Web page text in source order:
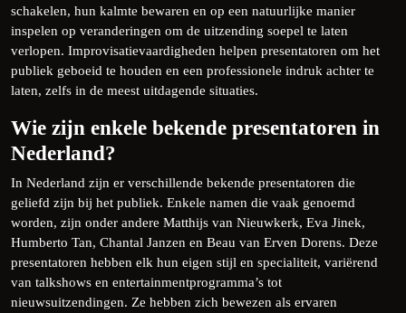
schakelen, hun kalmte bewaren en op een natuurlijke manier
inspelen op veranderingen om de uitzending soepel te laten
verlopen. Improvisatievaardigheden helpen presentatoren om het
publiek geboeid te houden en een professionele indruk achter te
laten, zelfs in de meest uitdagende situaties.
Wie zijn enkele bekende presentatoren in
Nederland?
In Nederland zijn er verschillende bekende presentatoren die
geliefd zijn bij het publiek. Enkele namen die vaak genoemd
worden, zijn onder andere Matthijs van Nieuwkerk, Eva Jinek,
Humberto Tan, Chantal Janzen en Beau van Erven Dorens. Deze
presentatoren hebben elk hun eigen stijl en specialiteit, variërend
van talkshows en entertainmentprogramma’s tot
nieuwsuitzendingen. Ze hebben zich bewezen als ervaren